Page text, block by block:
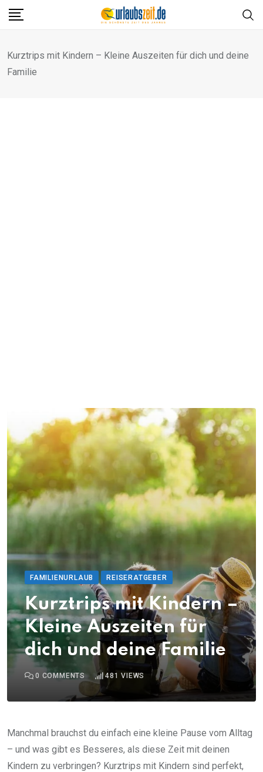
Skip
Kurztrips mit Kindern – Kleine Auszeiten für dich und deine
Familie
FAMILIENURLAUB REISERATGEBER
Kurztrips mit Kindern –
Kleine Auszeiten für
dich und deine Familie
0 COMMENTS 481 VIEWS
Manchmal brauchst du einfach eine kleine Pause vom Alltag
– und was gibt es Besseres, als diese Zeit mit deinen
Kindern zu verbringen? Kurztrips mit Kindern sind perfekt,